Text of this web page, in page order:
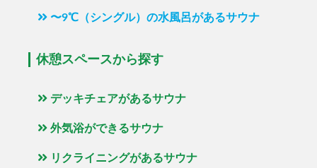
〜9℃（シングル）の水風呂があるサウナ
休憩スペースから探す
デッキチェアがあるサウナ
外気浴ができるサウナ
リクライニングがあるサウナ